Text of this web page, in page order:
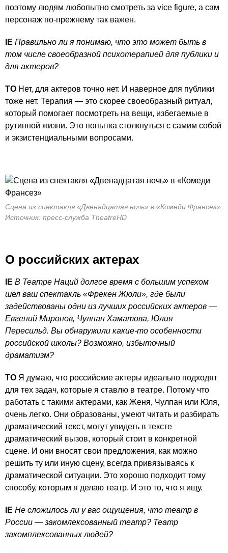
поэтому людям любопытно смотреть за vice figure, а сам
персонаж по-прежнему так важен.
IE Правильно ли я понимаю, что это может быть в
том числе своеобразной психотерапией для публики и
для актеров?
ТО Нет, для актеров точно нет. И наверное для публики
тоже нет. Терапия — это скорее своеобразный ритуал,
который помогает посмотреть на вещи, избегаемые в
рутинной жизни. Это попытка столкнуться с самим собой
и экзистенциальными вопросами.
Сцена из спектакля «Двенадцатая ночь» в «Комеди Франсез».
Источник: пресс-служба TheatreHD
О российских актерах
IE В Театре Наций долгое время с большим успехом
шел ваш спектакль «Фрекен Жюли», где были
задействованы одни из лучших российских актеров —
Евгений Миронов, Чулпан Хаматова, Юлия
Пересильд. Вы обнаружили какие-то особенности
российской школы? Возможно, избыточный
драматизм?
ТО Я думаю, что российские актеры идеально подходят
для тех задач, которые я ставлю в театре. Потому что
работать с такими актерами, как Женя, Чулпан или Юля,
очень легко. Они образованы, умеют читать и разбирать
драматический текст, могут увидеть в тексте
драматический вызов, который стоит в конкретной
сцене. И они вносят свои предложения, как можно
решить ту или иную сцену, всегда привязываясь к
драматической ситуации. Это хорошо подходит тому
способу, которым я делаю театр. И это то, что я ищу.
IE Не сложилось ли у вас ощущения, что театр в
России — закомлексованный театр? Театр
закомплексованных людей?